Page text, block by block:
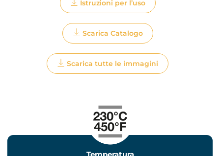
Istruzioni per l’uso
Scarica Catalogo
Scarica tutte le immagini